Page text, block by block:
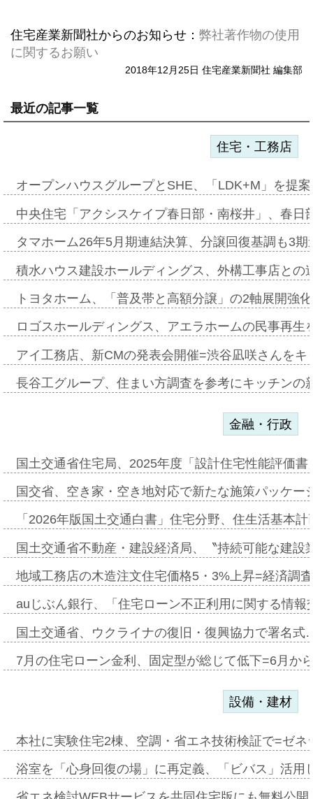
住宅産業新聞社からのお知らせ： 弊社著作物の使用
に関するお願い
2018年12月25日 住宅産業新聞社 編集部
最近の記事一覧
住宅・工務店
オープンハウスグループとSHE、「LDK+M」を提
中央住宅「アクシスケイプ春日部・南桜井」、春
タマホーム26年5月期連結決算、分譲回復基調も3
積水ハウス建設ホールディングス、外構工事店と
トヨタホーム、「普及帯と高額分譲」の2軸展開強
ロゴスホールディングス、アエラホームの民事再
アイ工務店、新CMの発表会開催=渋谷凪咲さんを
長谷工グループ、住まい方調査を参考にキッチン
金融・行政
国土交通省住宅局、2025年度「設計住宅性能評価
国交省、空き家・空き地対応で新たな施策パッケ
「2026年版国土交通白書」住宅分野、住生活基本
国土交通省不動産・建設経済局、〝持続可能な建
地域工務店の木造注文住宅価格5・3%上昇=経済調
auじぶん銀行、「住宅ローン不正利用に関する情
国土交通省、ウクライナの復旧・復興協力で署名
7月の住宅ローン金利、固定型が総じて低下=6月か
設備・建材
本社に実験住宅2棟、空調・省エネ技術検証で=ゼ
浴室を「心身回復の場」に再定義、「ビバス」活